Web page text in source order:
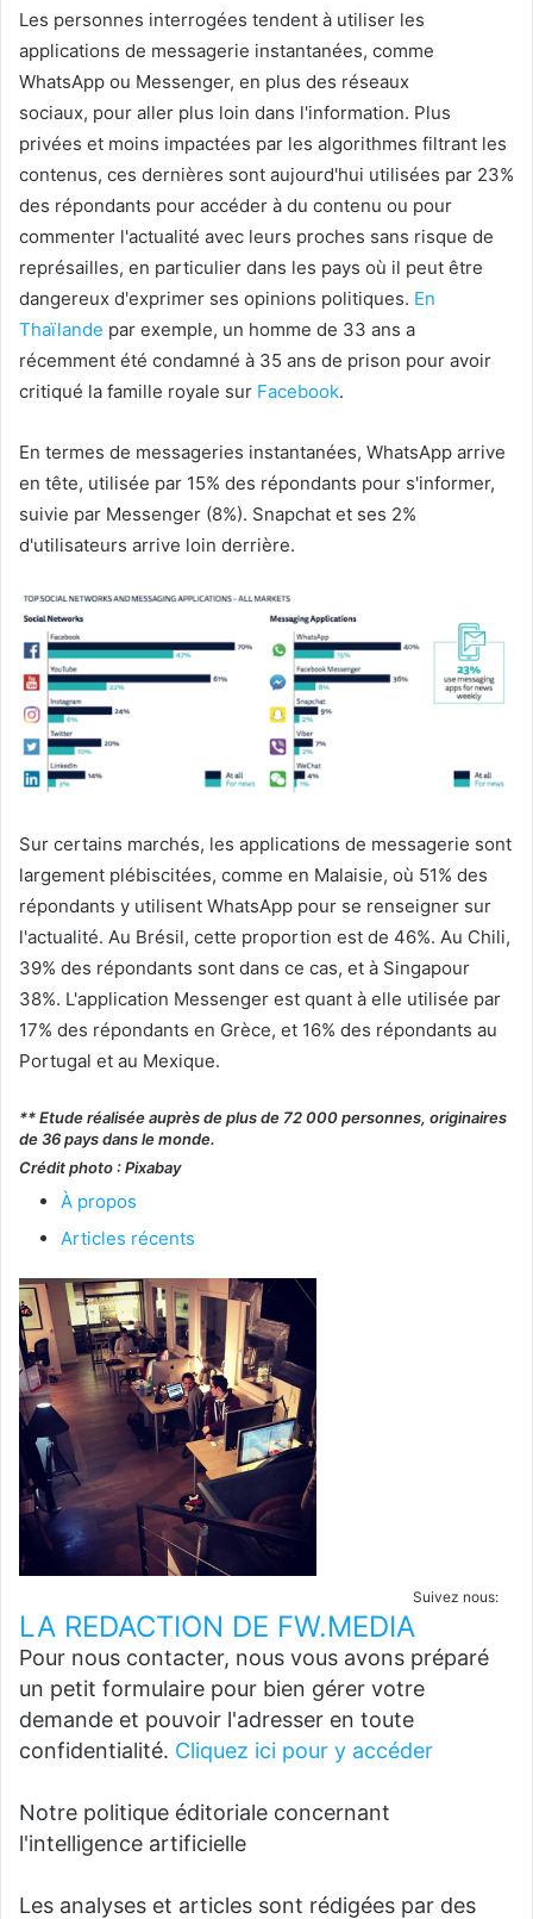
Les personnes interrogées tendent à utiliser les
applications de messagerie instantanées, comme
WhatsApp ou Messenger, en plus des réseaux
sociaux, pour aller plus loin dans l'information. Plus
privées et moins impactées par les algorithmes filtrant les
contenus, ces dernières sont aujourd'hui utilisées par 23%
des répondants pour accéder à du contenu ou pour
commenter l'actualité avec leurs proches sans risque de
représailles, en particulier dans les pays où il peut être
dangereux d'exprimer ses opinions politiques. En
Thaïlande par exemple, un homme de 33 ans a
récemment été condamné à 35 ans de prison pour avoir
critiqué la famille royale sur Facebook.
En termes de messageries instantanées, WhatsApp arrive
en tête, utilisée par 15% des répondants pour s'informer,
suivie par Messenger (8%). Snapchat et ses 2%
d'utilisateurs arrive loin derrière.
Sur certains marchés, les applications de messagerie sont
largement plébiscitées, comme en Malaisie, où 51% des
répondants y utilisent WhatsApp pour se renseigner sur
l'actualité. Au Brésil, cette proportion est de 46%. Au Chili,
39% des répondants sont dans ce cas, et à Singapour
38%. L'application Messenger est quant à elle utilisée par
17% des répondants en Grèce, et 16% des répondants au
Portugal et au Mexique.
** Etude réalisée auprès de plus de 72 000 personnes, originaires
de 36 pays dans le monde.
Crédit photo : Pixabay
À propos
Articles récents
Suivez nous:
LA REDACTION DE FW.MEDIA
Pour nous contacter, nous vous avons préparé
un petit formulaire pour bien gérer votre
demande et pouvoir l'adresser en toute
confidentialité. Cliquez ici pour y accéder
Notre politique éditoriale concernant
l'intelligence artificielle
Les analyses et articles sont rédigées par des